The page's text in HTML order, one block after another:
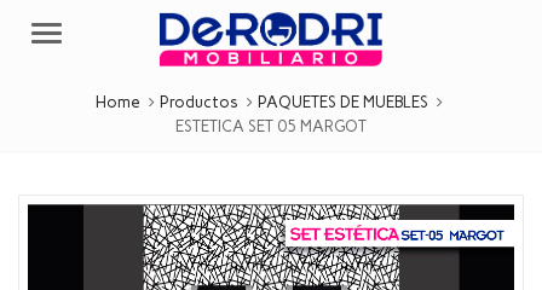
Menu
Home Productos
PAQUETES DE MUEBLES
ESTETICA SET 05 MARGOT